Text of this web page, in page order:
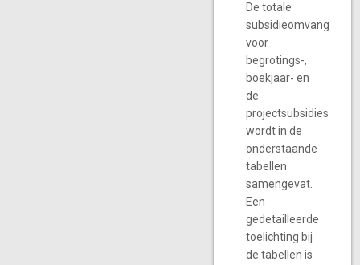
De totale
subsidieomvang
voor
begrotings-,
boekjaar- en
de
projectsubsidies
wordt in de
onderstaande
tabellen
samengevat.
Een
gedetailleerde
toelichting bij
de tabellen is